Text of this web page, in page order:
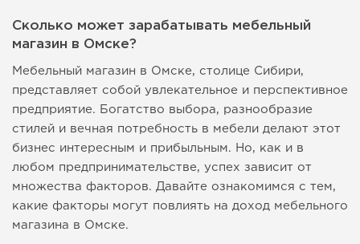
Сколько может зарабатывать мебельный
магазин в Омске?
Мебельный магазин в Омске, столице Сибири,
представляет собой увлекательное и перспективное
предприятие. Богатство выбора, разнообразие
стилей и вечная потребность в мебели делают этот
бизнес интересным и прибыльным. Но, как и в
любом предпринимательстве, успех зависит от
множества факторов. Давайте ознакомимся с тем,
какие факторы могут повлиять на доход мебельного
магазина в Омске.